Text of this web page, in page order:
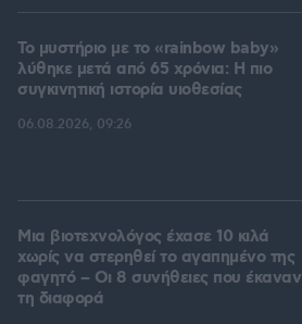
Το μυστήριο με το «rainbow baby»
λύθηκε μετά από 65 χρόνια: Η πιο
συγκινητική ιστορία υιοθεσίας
06.08.2026, 09:26
Μια βιοτεχνολόγος έχασε 10 κιλά
χωρίς να στερηθεί το αγαπημένο της
φαγητό – Οι 8 συνήθειες που έκαναν
τη διαφορά